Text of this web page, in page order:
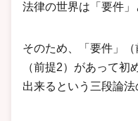
法律の世界は「要件」
そのため、「要件」
（前提2）があって
出来るという三段論法